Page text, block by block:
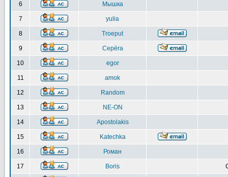
6 Мышка
7 yulia
8 Troeput
9 Серёга
10 egor
11 amok
12 Random
13 NE-ON
14 Apostolakis
15 Katechka
16 Роман
17 Boris